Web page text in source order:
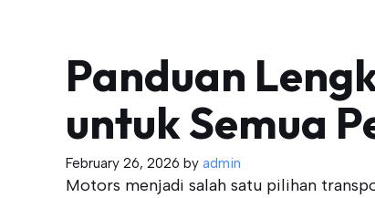
Panduan
untuk Semua
February 26, 2026 by admin
Motors menjadi salah satu pilihan